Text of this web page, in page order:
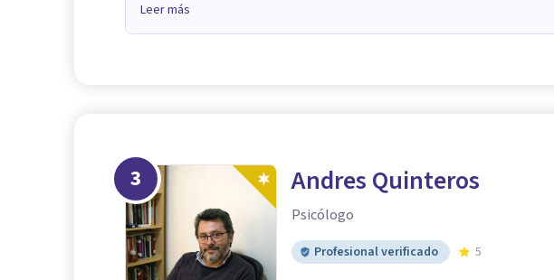
Leer más
3 Andres Quinteros
Psicólogo
Profesional verificado 5